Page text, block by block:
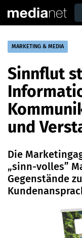
MARKETING & MEDIA
Sinnflut
und
Die
„sinn-volles”
Gegenstände